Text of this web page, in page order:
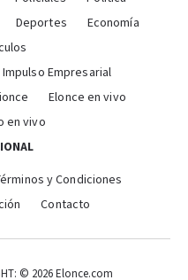
Deportes
Economía
Impulso Empresarial
Elonce en vivo
en vivo
y Condiciones
Contacto
© 2026 Elonce.com